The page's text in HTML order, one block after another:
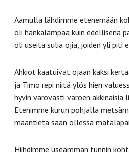
Aamulla lähdimme etenemään
oli hankalampaa kuin edellisenä
oli useita sulia ojia, joiden yli piti
Ahkiot kaatuivat ojaan kaksi
ja Timo repi niitä ylös hien
hyvin varovasti varoen äkkinäisiä
Etenimme kurun pohjalla
maantietä sään ollessa
Hiihdimme useamman tunnin